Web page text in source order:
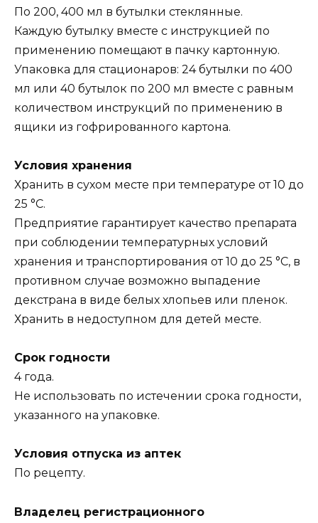
По 200, 400 мл в бутылки стеклянные.
Каждую бутылку вместе с инструкцией по
применению помещают в пачку картонную.
Упаковка для стационаров: 24 бутылки по 400
мл или 40 бутылок по 200 мл вместе с равным
количеством инструкций по применению в
ящики из гофрированного картона.
Условия хранения
Хранить в сухом месте при температуре от 10 до
25 °С.
Предприятие гарантирует качество препарата
при соблюдении температурных условий
хранения и транспортирования от 10 до 25 °С, в
противном случае возможно выпадение
декстрана в виде белых хлопьев или пленок.
Хранить в недоступном для детей месте.
Срок годности
4 года.
Не использовать по истечении срока годности,
указанного на упаковке.
Условия отпуска из аптек
По рецепту.
Владелец регистрационного